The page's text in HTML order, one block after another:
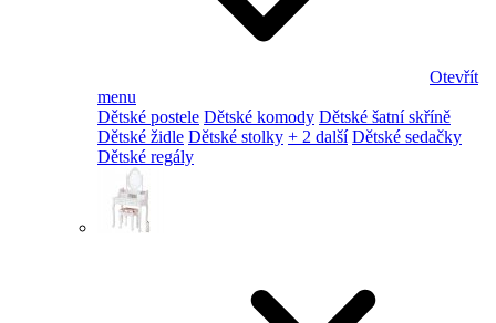
Otevřít
menu
Dětské postele Dětské komody Dětské šatní skříně
Dětské židle Dětské stolky + 2 další Dětské sedačky
Dětské regály